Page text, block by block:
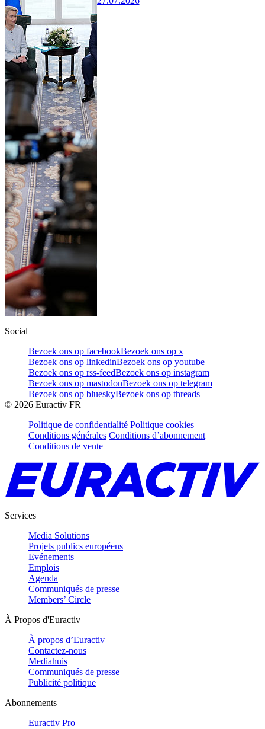
Social
Bezoek ons op facebookBezoek ons op x
Bezoek ons op linkedinBezoek ons op youtube
Bezoek ons op rss-feedBezoek ons op instagram
Bezoek ons op mastodonBezoek ons op telegram
Bezoek ons op blueskyBezoek ons op threads
© 2026 Euractiv FR
Politique de confidentialité Politique cookies
Conditions générales Conditions d’abonnement
Conditions de vente
Services
Media Solutions
Projets publics européens
Evénements
Emplois
Agenda
Communiqués de presse
Members’ Circle
À Propos d'Euractiv
À propos d’Euractiv
Contactez-nous
Mediahuis
Communiqués de presse
Publicité politique
Abonnements
Euractiv Pro